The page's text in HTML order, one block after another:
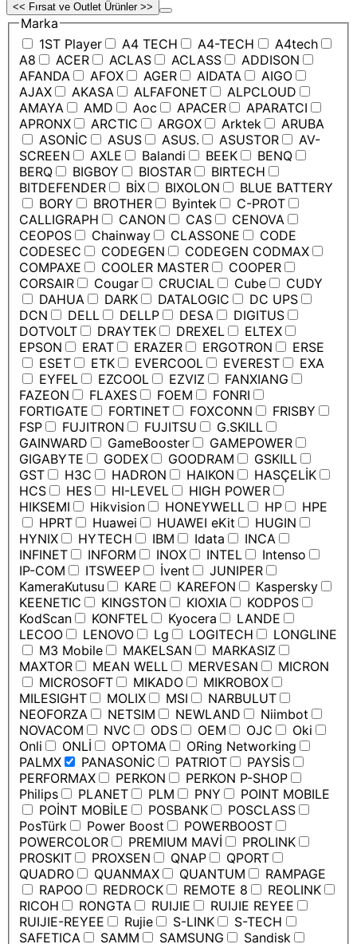
<< Fırsat ve Outlet Ürünler >>
Marka
1ST Player
A4 TECH A4-TECH
A4tech
A8
ACER ACLAS ACLASS
ADDISON
AFANDA
AFOX AGER AIDATA
AIGO
AJAX
AKASA ALFAFONET
ALPCLOUD
AMAYA
AMD Aoc APACER
APARATCI
APRONX
ARCTIC ARGOX Arktek
ARUBA
ASONİC
ASUS ASUS. ASUSTOR
AV-
SCREEN
AXLE Balandi BEEK
BENQ
BERQ
BIGBOY BIOSTAR
BIRTECH
BITDEFENDER
BİX BIXOLON
BLUE BATTERY
BORY
BROTHER Byintek
C-PROT
CALLIGRAPH
CANON CAS
CENOVA
CEOPOS
Chainway CLASSONE
CODE
CODESEC
CODEGEN
CODEGEN CODMAX
COMPAXE
COOLER MASTER
COOPER
CORSAIR
Cougar CRUCIAL Cube
CUDY
DAHUA
DARK DATALOGIC
DC UPS
DCN
DELL DELLP DESA
DIGITUS
DOTVOLT
DRAYTEK DREXEL
ELTEX
EPSON
ERAT ERAZER ERGOTRON
ERSE
ESET
ETK EVERCOOL EVEREST
EXA
EYFEL
EZCOOL EZVIZ
FANXIANG
FAZEON
FLAXES FOEM
FONRI
FORTIGATE
FORTINET FOXCONN
FRISBY
FSP
FUJITRON FUJITSU
G.SKILL
GAINWARD
GameBooster
GAMEPOWER
GIGABYTE
GODEX GOODRAM
GSKILL
GST
H3C HADRON HAIKON
HASÇELİK
HCS
HES HI-LEVEL
HIGH POWER
HIKSEMI
Hikvision HONEYWELL HP
HPE
HPRT
Huawei HUAWEI eKit
HUGIN
HYNIX
HYTECH IBM Idata
INCA
INFINET
INFORM INOX INTEL
Intenso
IP-COM
ITSWEEP İvent
JUNIPER
KameraKutusu
KARE KAREFON
Kaspersky
KEENETIC
KINGSTON KIOXIA
KODPOS
KodScan
KONFTEL Kyocera
LANDE
LECOO
LENOVO Lg LOGITECH
LONGLINE
M3 Mobile
MAKELSAN
MARKASIZ
MAXTOR
MEAN WELL MERVESAN
MICRON
MICROSOFT
MIKADO
MIKROBOX
MILESIGHT
MOLIX MSI
NARBULUT
NEOFORZA
NETSIM NEWLAND
Niimbot
NOVACOM
NVC ODS OEM OJC
Oki
Onli
ONLİ OPTOMA
ORing Networking
PALMX
PANASONİC PATRIOT
PAYSİS
PERFORMAX
PERKON
PERKON P-SHOP
Philips
PLANET PLM PNY
POINT MOBILE
POİNT MOBİLE
POSBANK
POSCLASS
PosTürk
Power Boost
POWERBOOST
POWERCOLOR
PREMIUM MAVİ
PROLINK
PROSKIT
PROXSEN QNAP
QPORT
QUADRO
QUANMAX QUANTUM
RAMPAGE
RAPOO
REDROCK REMOTE 8
REOLINK
RICOH
RONGTA RUIJIE
RUIJIE REYEE
RUIJIE-REYEE
Rujie S-LINK
S-TECH
SAFETICA
SAMM SAMSUNG Sandisk